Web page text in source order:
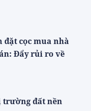
cọc mua nhà
Đẩy rủi ro về
trường đất nền